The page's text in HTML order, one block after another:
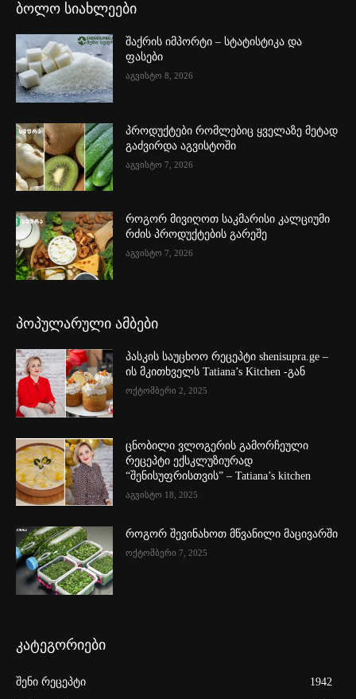
ბოლო სიახლეები
შაქრის იმპორტი – სტატისტიკა და
ფასები
აგვისტო 8, 2026
პროდუქტები რომლებიც ყველაზე მეტად
გაძვირდა აგვისტოში
აგვისტო 7, 2026
როგორ მივიღოთ საკმარისი კალციუმი
რძის პროდუქტების გარეშე
აგვისტო 7, 2026
პოპულარული ამბები
პასკის საუცხოო რეცეპტი shenisupra.ge –
ის მკითხველს Tatiana’s Kitchen -გან
ოქტომბერი 2, 2025
ცნობილი ვლოგერის გამორჩეული
რეცეპტი ექსკლუზიურად
“შენისუფრისთვის” – Tatiana’s kitchen
აგვისტო 18, 2025
როგორ შევინახოთ მწვანილი მაცივარში
ოქტომბერი 7, 2025
კატეგორიები
შენი რეცეპტი
1942